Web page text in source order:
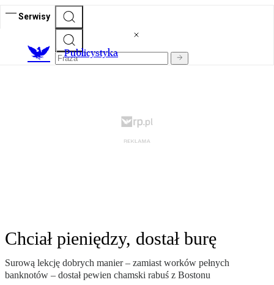
Serwisy
Publicystyka
Chciał pieniędzy, dostał burę
Surową lekcję dobrych manier – zamiast worków pełnych
banknotów – dostał pewien chamski rabuś z Bostonu